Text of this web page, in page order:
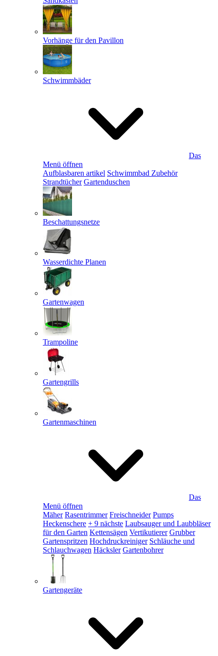
Vorhänge für den Pavillon
Schwimmbäder
Das
Menü öffnen
Aufblasbaren artikel Schwimmbad Zubehör
Strandtücher Gartenduschen
Beschattungsnetze
Wasserdichte Planen
Gartenwagen
Trampoline
Gartengrills
Gartenmaschinen
Das
Menü öffnen
Mäher Rasentrimmer Freischneider Pumps
Heckenschere + 9 nächste Laubsauger und Laubbläser
für den Garten Kettensägen Vertikutierer Grubber
Gartenspritzen Hochdruckreiniger Schläuche und
Schlauchwagen Häcksler Gartenbohrer
Gartengeräte